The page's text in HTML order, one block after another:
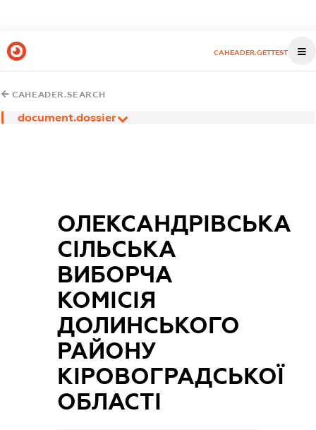
CAHEADER.GETTEST
CAHEADER.SEARCH
document.dossier
ОЛЕКСАНДРІВСЬКА
СІЛЬСЬКА
ВИБОРЧА
КОМІСІЯ
ДОЛИНСЬКОГО
РАЙОНУ
КІРОВОГРАДСЬКОЇ
ОБЛАСТІ